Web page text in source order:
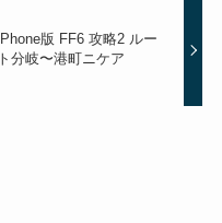
版 FF6 攻略2 ルー
ト分岐〜港町ニケア